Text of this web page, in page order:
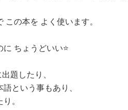
の本を よく使います。
ちょうどいい⭐️
題したり、
という事もあり、
。